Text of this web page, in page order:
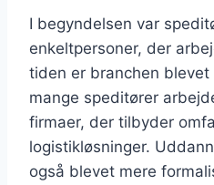
I begyndelsen var
enkeltpersoner, der
tiden er branchen
mange speditører
firmaer, der tilbyder
logistikløsninger.
også blevet mere